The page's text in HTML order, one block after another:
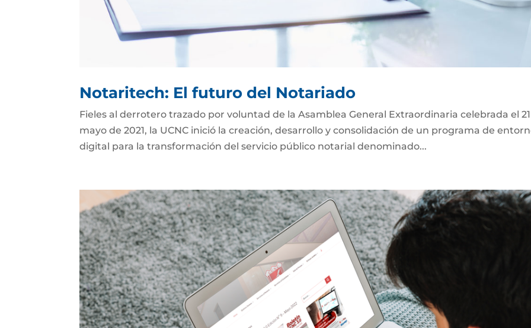
Notaritech: El futuro del Notariado
Fieles al derrotero trazado por voluntad de la Asamblea General Extraordinaria celebrada el
mayo de 2021, la UCNC inició la creación, desarrollo y consolidación de un programa de
digital para la transformación del servicio público notarial denominado...